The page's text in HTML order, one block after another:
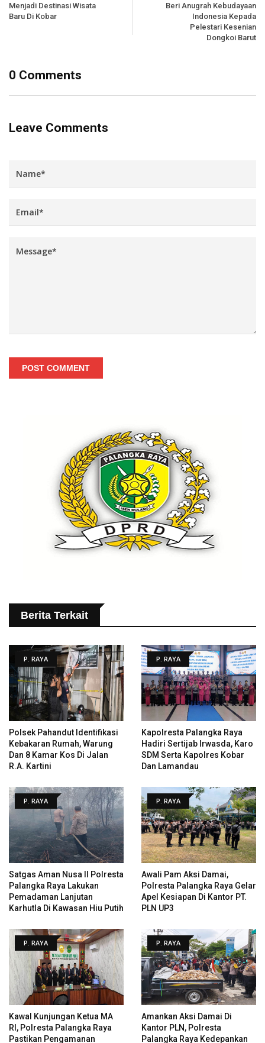
Menjadi Destinasi Wisata
Baru Di Kobar
Beri Anugrah Kebudayaan
Indonesia Kepada
Pelestari Kesenian
Dongkoi Barut
0 Comments
Leave Comments
POST COMMENT
Berita Terkait
P. RAYA
Polsek Pahandut Identifikasi
Kebakaran Rumah, Warung
Dan 8 Kamar Kos Di Jalan
R.A. Kartini
P. RAYA
Kapolresta Palangka Raya
Hadiri Sertijab Irwasda, Karo
SDM Serta Kapolres Kobar
Dan Lamandau
P. RAYA
Satgas Aman Nusa II Polresta
Palangka Raya Lakukan
Pemadaman Lanjutan
Karhutla Di Kawasan Hiu Putih
P. RAYA
Awali Pam Aksi Damai,
Polresta Palangka Raya Gelar
Apel Kesiapan Di Kantor PT.
PLN UP3
P. RAYA
Kawal Kunjungan Ketua MA
RI, Polresta Palangka Raya
Pastikan Pengamanan
P. RAYA
Amankan Aksi Damai Di
Kantor PLN, Polresta
Palangka Raya Kedepankan